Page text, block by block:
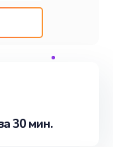
на
30 мин.